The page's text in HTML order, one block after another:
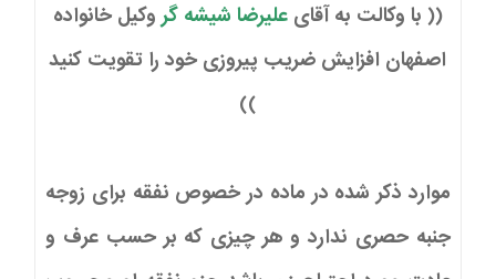
(( با وکالت به آقایعلیرضا شیشه گر وکیل خانواده
اصفهان افزایش ضریب پیروزی خود را تقویت کنید
))
موارد ذکر شده در ماده در خصوص نفقه برای زوجه
جنبه حصری ندارد و هر چیزی که بر حسب عرف و